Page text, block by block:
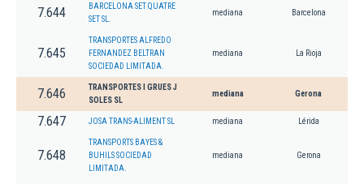
7.644
BARCELONA SET QUATRE
SET SL.
mediana Barcelona
7.645
TRANSPORTES ALFREDO
FERNANDEZ BELTRAN
SOCIEDAD LIMITADA.
mediana La Rioja
7.646
TRANSPORTES I GRUES J
SOLES SL
mediana Gerona
7.647 JOSA TRANS-ALIMENT SL mediana Lérida
7.648
TRANSPORTS BAYES &
BUHILS SOCIEDAD
LIMITADA.
mediana Gerona